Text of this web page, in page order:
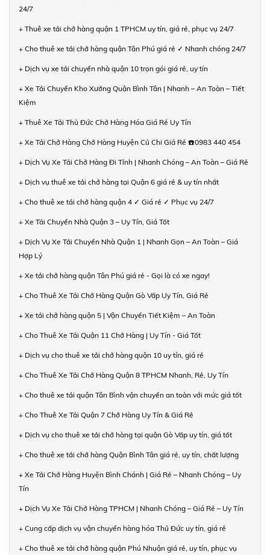
24/7
+ Thuê xe tải chở hàng quận 1 TPHCM uy tín, giá rẻ, phục vụ 24/7
+ Cho thuê xe tải chở hàng quận Tân Phú giá rẻ ✓ Nhanh chóng 24/7
+ Dịch vụ xe tải chuyển nhà quận 10 trọn gói giá rẻ, uy tín
+ Xe Tải Chuyển Kho Xưởng Quận Bình Tân | Nhanh – An Toàn – Tiết
Kiệm
+ Thuê Xe Tải Thủ Đức Chở Hàng Hóa Giá Rẻ Uy Tín
+ Xe Tải Chở Hàng Chở Hàng Huyện Củ Chi Giá Rẻ ☎️0983 440 454
+ Dịch Vụ Xe Tải Chở Hàng Đi Tỉnh | Nhanh Chóng – An Toàn – Giá Rẻ
+ Dịch vụ thuê xe tải chở hàng tại Quận 6 giá rẻ & uy tín nhất
+ Cho thuê xe tải chở hàng quận 4 ✓ Giá rẻ ✓ Phục vụ 24/7
+ Xe Tải Chuyển Nhà Quận 3 – Uy Tín, Giá Tốt
+ Dịch Vụ Xe Tải Chuyển Nhà Quận 1 | Nhanh Gọn – An Toàn – Giá
Hợp Lý
+ Xe tải chở hàng quận Tân Phú giá rẻ - Gọi là có xe ngay!
+ Cho Thuê Xe Tải Chở Hàng Quận Gò Vấp Uy Tín, Giá Rẻ
+ Xe tải chở hàng quận 5 | Vận Chuyển Tiết Kiệm – An Toàn
+ Cho Thuê Xe Tải Quận 11 Chở Hàng | Uy Tín - Giá Tốt
+ Dịch vụ cho thuê xe tải chở hàng quận 10 uy tín, giá rẻ
+ Cho Thuê Xe Tải Chở Hàng Quận 8 TPHCM Nhanh, Rẻ, Uy Tín
+ Cho thuê xe tải quận Tân Bình vận chuyển an toàn với mức giá tốt
+ Cho Thuê Xe Tải Quận 7 Chở Hàng Uy Tín & Giá Rẻ
+ Dịch vụ cho thuê xe tải chở hàng tại quận Gò Vấp uy tín, giá tốt
+ Cho thuê xe tải chở hàng Quận Bình Tân giá rẻ, uy tín, chất lượng
+ Xe Tải Chở Hàng Huyện Bình Chánh | Giá Rẻ – Nhanh Chóng – Uy
Tín
+ Dịch Vụ Xe Tải Chở Hàng TPHCM | Nhanh Chóng – Giá Rẻ – Uy Tín
+ Cung cấp dịch vụ vận chuyển hàng hóa Thủ Đức uy tín, giá rẻ
+ Cho thuê xe tải chở hàng quận Phú Nhuận giá rẻ, uy tín, phục vụ